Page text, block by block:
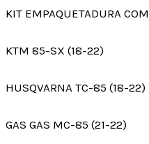
KIT EMPAQUETADURA
KTM 85-SX (18-22)
HUSQVARNA TC-85 (18-22)
GAS GAS MC-85 (21-22)